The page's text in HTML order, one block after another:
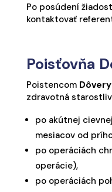
Po posúdení
kontaktovať
Poisťovňa
Poistencom Dôvery
zdravotná
po akútnej
mesiacov od
po operáciách
operácie),
po operáciách